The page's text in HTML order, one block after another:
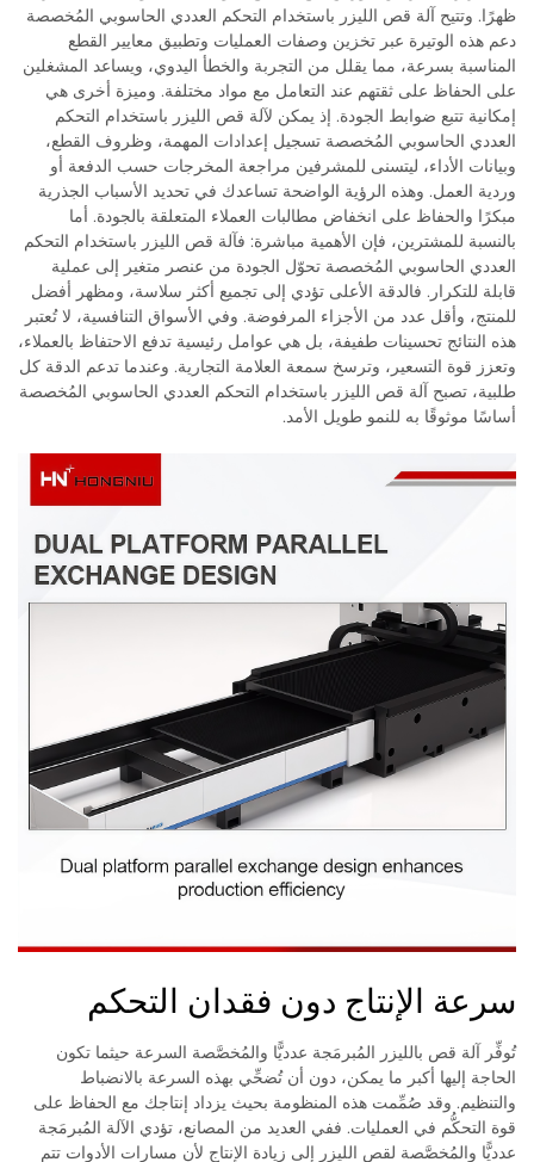
ظهرًا. وتتيح آلة قص الليزر باستخدام التحكم العددي الحاسوبي المُخصصة
دعم هذه الوتيرة عبر تخزين وصفات العمليات وتطبيق معايير القطع
المناسبة بسرعة، مما يقلل من التجربة والخطأ اليدوي، ويساعد المشغلين
على الحفاظ على ثقتهم عند التعامل مع مواد مختلفة. وميزة أخرى هي
إمكانية تتبع ضوابط الجودة. إذ يمكن لآلة قص الليزر باستخدام التحكم
العددي الحاسوبي المُخصصة تسجيل إعدادات المهمة، وظروف القطع،
وبيانات الأداء، ليتسنى للمشرفين مراجعة المخرجات حسب الدفعة أو
وردية العمل. وهذه الرؤية الواضحة تساعدك في تحديد الأسباب الجذرية
مبكرًا والحفاظ على انخفاض مطالبات العملاء المتعلقة بالجودة. أما
بالنسبة للمشترين، فإن الأهمية مباشرة: فآلة قص الليزر باستخدام التحكم
العددي الحاسوبي المُخصصة تحوّل الجودة من عنصر متغير إلى عملية
قابلة للتكرار. فالدقة الأعلى تؤدي إلى تجميع أكثر سلاسة، ومظهر أفضل
للمنتج، وأقل عدد من الأجزاء المرفوضة. وفي الأسواق التنافسية، لا تُعتبر
هذه النتائج تحسينات طفيفة، بل هي عوامل رئيسية تدفع الاحتفاظ بالعملاء،
وتعزز قوة التسعير، وترسخ سمعة العلامة التجارية. وعندما تدعم الدقة كل
طلبية، تصبح آلة قص الليزر باستخدام التحكم العددي الحاسوبي المُخصصة
أساسًا موثوقًا به للنمو طويل الأمد.
سرعة الإنتاج دون فقدان التحكم
تُوفِّر آلة قص بالليزر المُبرمَجة عدديًّا والمُخصَّصة السرعة حيثما تكون
الحاجة إليها أكبر ما يمكن، دون أن تُضحِّي بهذه السرعة بالانضباط
والتنظيم. وقد صُمِّمت هذه المنظومة بحيث يزداد إنتاجك مع الحفاظ على
قوة التحكُّم في العمليات. ففي العديد من المصانع، تؤدي الآلة المُبرمَجة
عدديًّا والمُخصَّصة لقص الليزر إلى زيادة الإنتاج لأن مسارات الأدوات تتم